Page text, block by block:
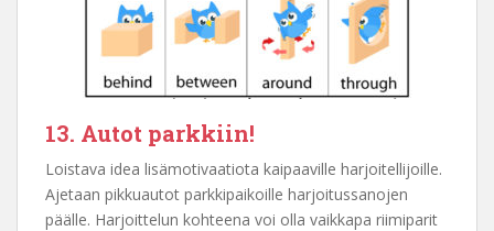
13. Autot parkkiin!
Loistava idea lisämotivaatiota kaipaaville harjoitellijoille.
Ajetaan pikkuautot parkkipaikoille harjoitussanojen
päälle. Harjoittelun kohteena voi olla vaikkapa riimiparit